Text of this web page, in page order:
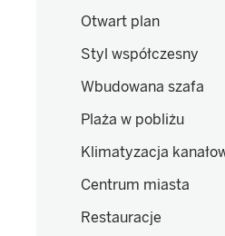
Otwart plan
Styl współczesny
Wbudowana szafa
Plaża w pobliżu
Klimatyzacja
Centrum miasta
Restauracje